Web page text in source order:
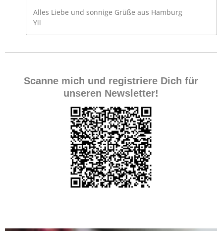
Alles Liebe und sonnige Grüße aus Hamburg
Yil
Scanne mich und registriere Dich für
unseren Newsletter!